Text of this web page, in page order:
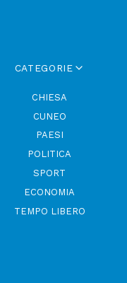
CATEGORIE
CHIESA
CUNEO
PAESI
POLITICA
SPORT
ECONOMIA
TEMPO LIBERO